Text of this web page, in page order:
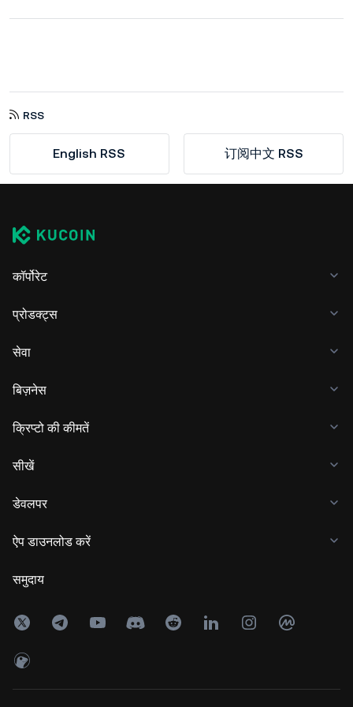
RSS
English RSS 订阅中文 RSS
कॉर्पोरेट
प्रोडक्ट्स
सेवा
बिज़नेस
क्रिप्टो की कीमतें
सीखें
डेवलपर
ऐप डाउनलोड करें
समुदाय